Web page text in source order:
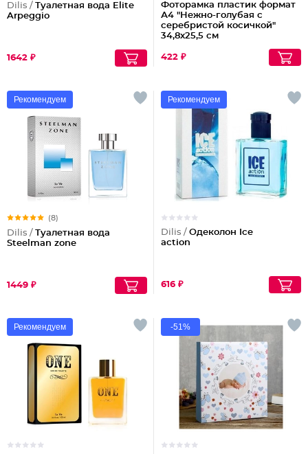
Dilis / Туалетная вода Elite
Arpeggio
1642 ₽
Фоторамка пластик формат
А4 "Нежно-голубая с
серебристой косичкой"
34,8х25,5 см
422 ₽
Рекомендуем
(8)
Dilis / Туалетная вода
Steelman zone
1449 ₽
Рекомендуем
Dilis / Одеколон Ice
action
616 ₽
Рекомендуем -51%